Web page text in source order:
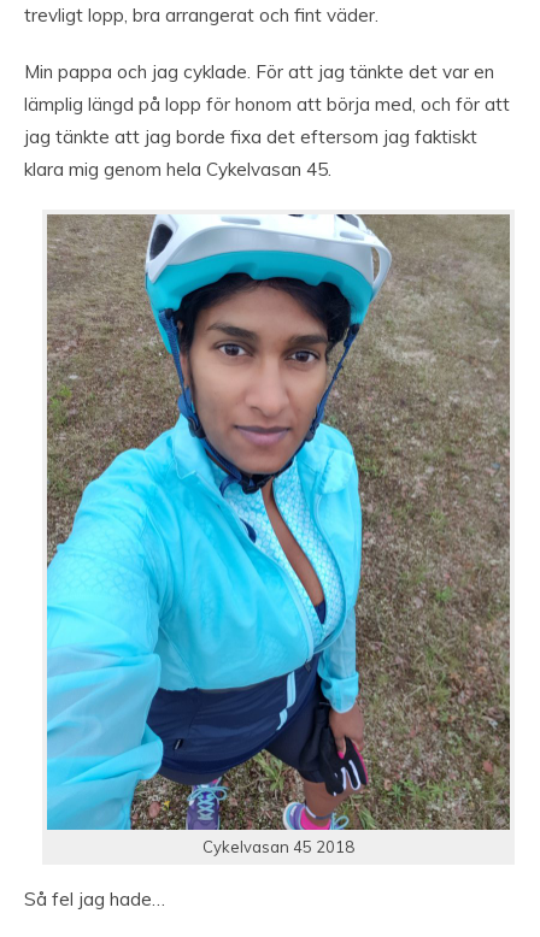
trevligt lopp, bra arrangerat och fint väder.
Min pappa och jag cyklade. För att jag tänkte det var en
lämplig längd på lopp för honom att börja med, och för att
jag tänkte att jag borde fixa det eftersom jag faktiskt
klara mig genom hela Cykelvasan 45.
Cykelvasan 45 2018
Så fel jag hade…